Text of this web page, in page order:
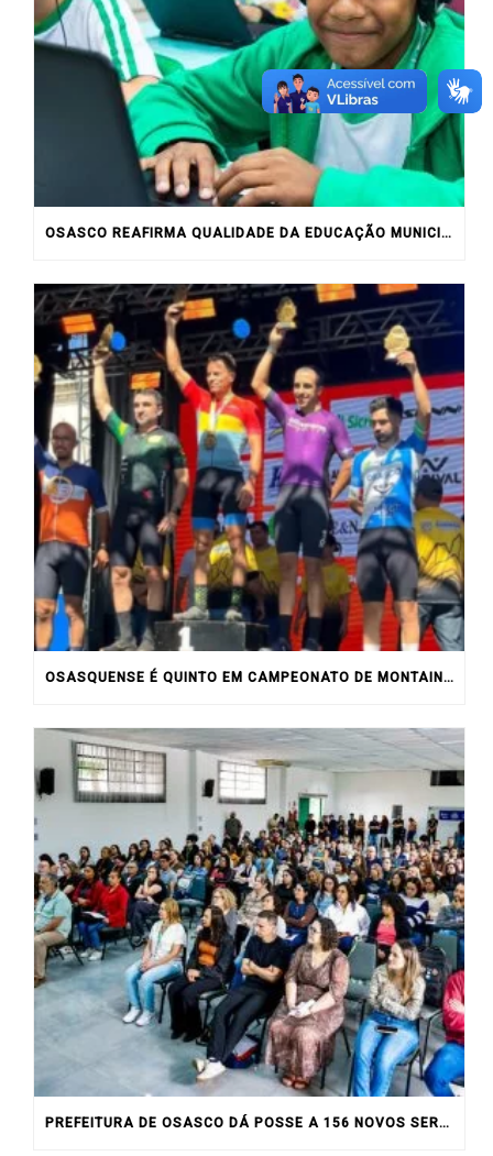
OSASCO REAFIRMA QUALIDADE DA EDUCAÇÃO MUNICIPAL COM RESULTADOS DO IDEB
OSASQUENSE É QUINTO EM CAMPEONATO DE MONTAIN BIKE NO INTERIOR DO ESTADO
PREFEITURA DE OSASCO DÁ POSSE A 156 NOVOS SERVIDORES